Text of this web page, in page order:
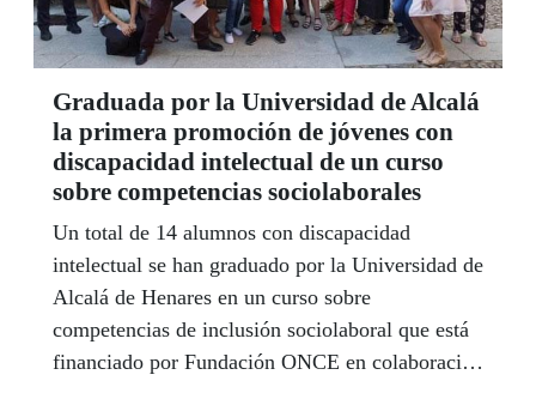
Graduada por la Universidad de Alcalá
la primera promoción de jóvenes con
discapacidad intelectual de un curso
sobre competencias sociolaborales
Un total de 14 alumnos con discapacidad
intelectual se han graduado por la Universidad de
Alcalá de Henares en un curso sobre
competencias de inclusión sociolaboral que está
financiado por Fundación ONCE en colaboración